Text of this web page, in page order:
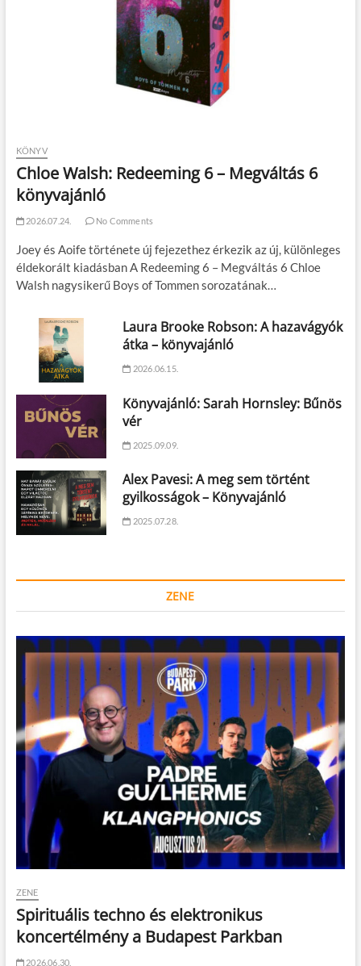
KÖNYV
Chloe Walsh: Redeeming 6 – Megváltás 6
könyvajánló
2026.07.24. No Comments
Joey és Aoife története új fejezethez érkezik az új, különleges
éldekorált kiadásban A Redeeming 6 – Megváltás 6 Chloe
Walsh nagysikerű Boys of Tommen sorozatának…
Laura Brooke Robson: A hazavágyók
átka – könyvajánló
2026.06.15.
Könyvajánló: Sarah Hornsley: Bűnös
vér
2025.09.09.
Alex Pavesi: A meg sem történt
gyilkosságok – Könyvajánló
2025.07.28.
ZENE
ZENE
Spirituális techno és elektronikus
koncertélmény a Budapest Parkban
2026.06.30.